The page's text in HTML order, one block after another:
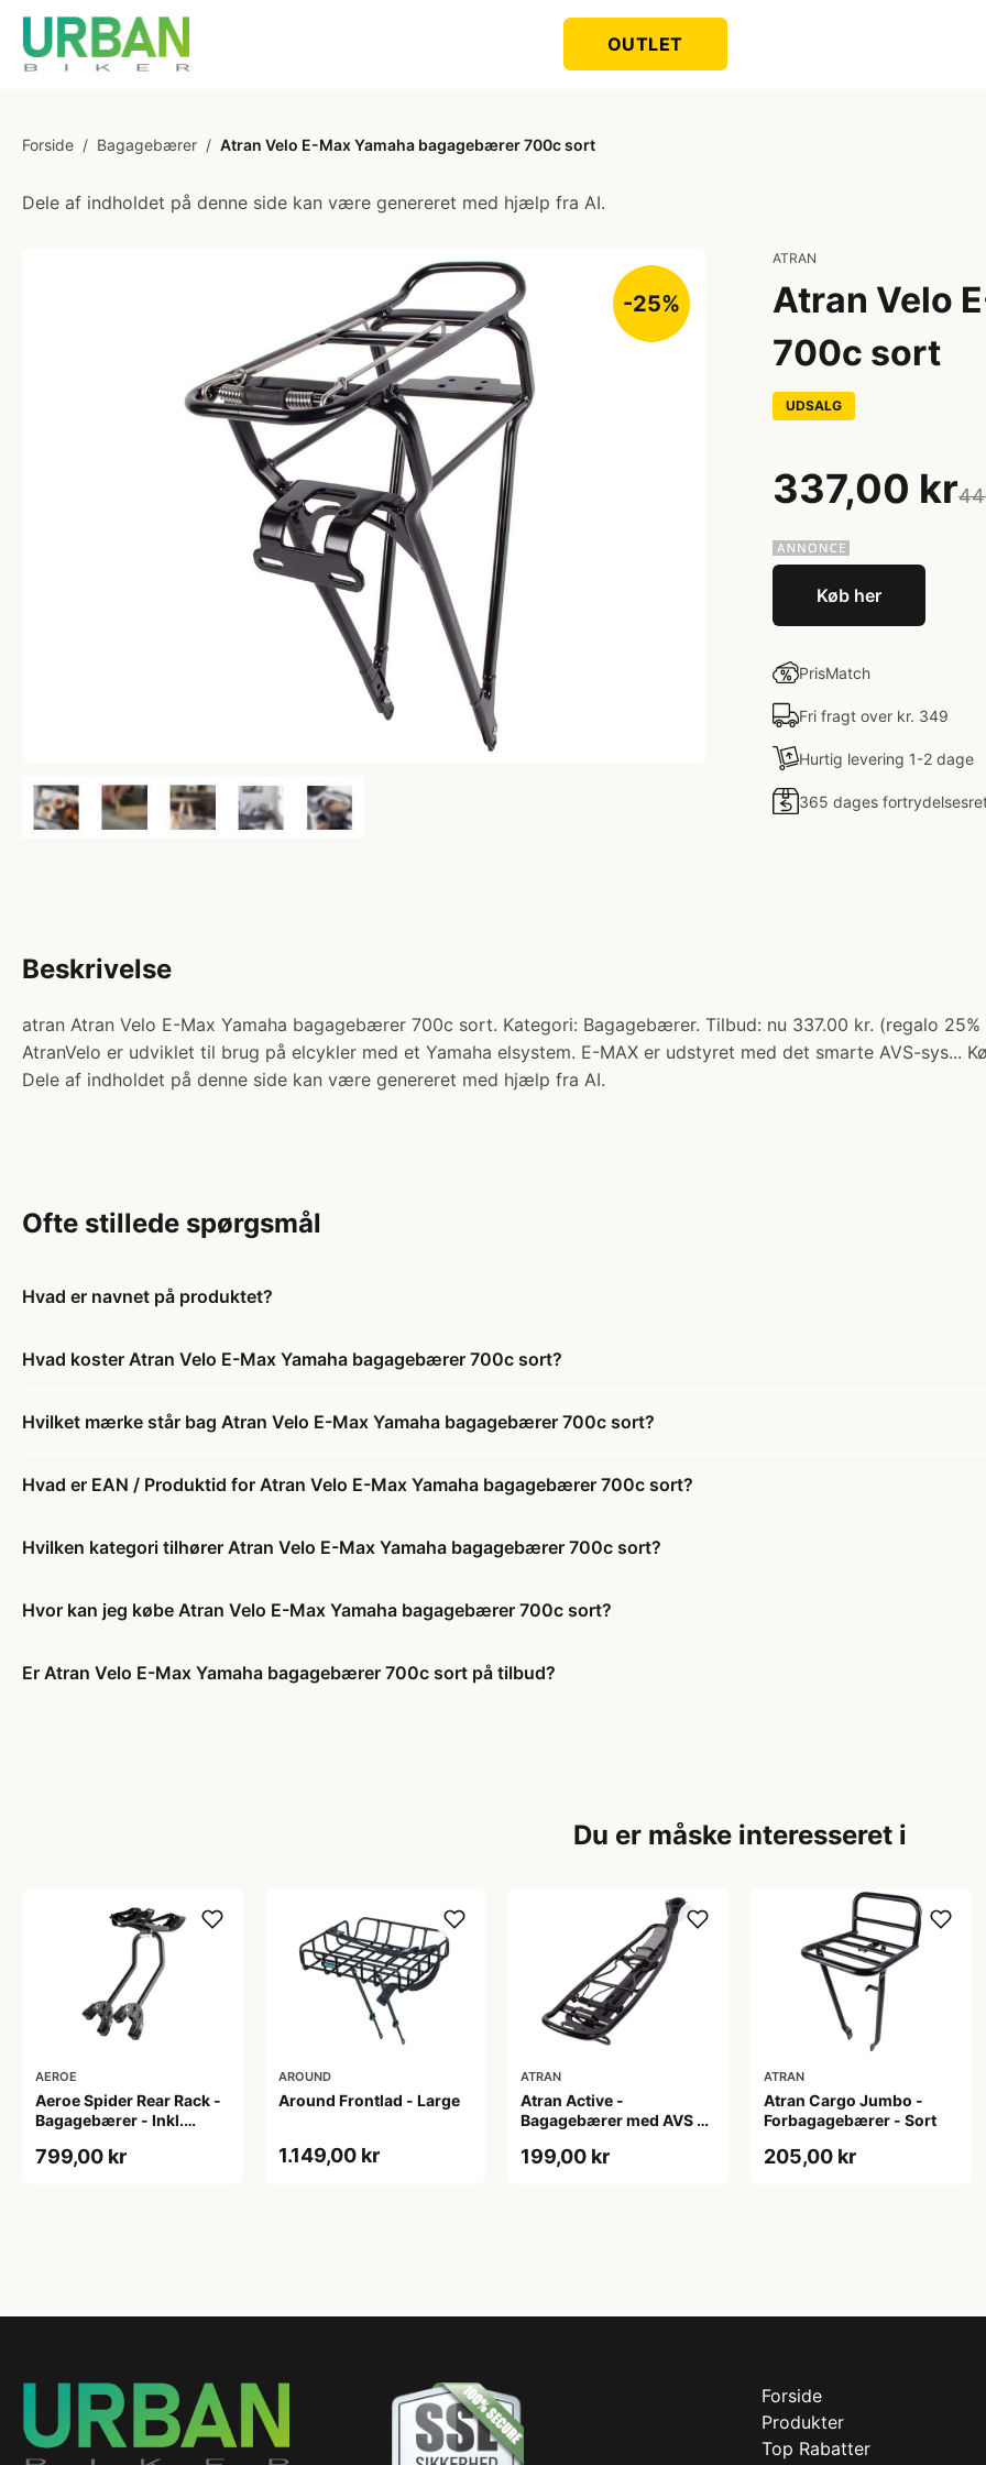
OUTLET
Forside / Bagagebærer / Atran Velo E-Max Yamaha bagagebærer 700c sort
Dele af indholdet på denne side kan være genereret med hjælp fra AI.
-25%
ATRAN
Atran Velo
700c sort
UDSALG
337,00 kr
Køb her
PrisMatch
Fri fragt over kr. 349
Hurtig levering 1-2 dage
365 dages
Beskrivelse
atran Atran Velo E-Max Yamaha bagagebærer 700c sort. Kategori: Bagagebærer. Tilbud: nu 337.00 kr. (regalo
AtranVelo er udviklet til brug på elcykler med et Yamaha elsystem. E-MAX er udstyret med det smarte AVS-sys...
Dele af indholdet på denne side kan være genereret med hjælp fra AI.
Ofte stillede spørgsmål
Hvad er navnet på produktet?
Hvad koster Atran Velo E-Max Yamaha bagagebærer 700c sort?
Hvilket mærke står bag Atran Velo E-Max Yamaha bagagebærer 700c sort?
Hvad er EAN / Produktid for Atran Velo E-Max Yamaha bagagebærer 700c sort?
Hvilken kategori tilhører Atran Velo E-Max Yamaha bagagebærer 700c sort?
Hvor kan jeg købe Atran Velo E-Max Yamaha bagagebærer 700c sort?
Er Atran Velo E-Max Yamaha bagagebærer 700c sort på tilbud?
Du er måske interesseret i
AEROE
Aeroe Spider Rear Rack -
Bagagebærer - Inkl.
799,00 kr
AROUND
Around Frontlad - Large
1.149,00 kr
ATRAN
Atran Active -
Bagagebærer med AVS -
199,00 kr
ATRAN
Atran Cargo Jumbo -
Forbagagebærer - Sort
205,00 kr
Forside
Produkter
Top Rabatter